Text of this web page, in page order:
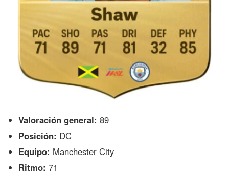
Valoración general: 89
Posición: DC
Equipo: Manchester City
Ritmo: 71